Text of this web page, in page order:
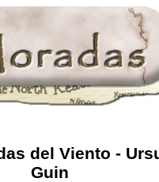
del Viento -
Guin